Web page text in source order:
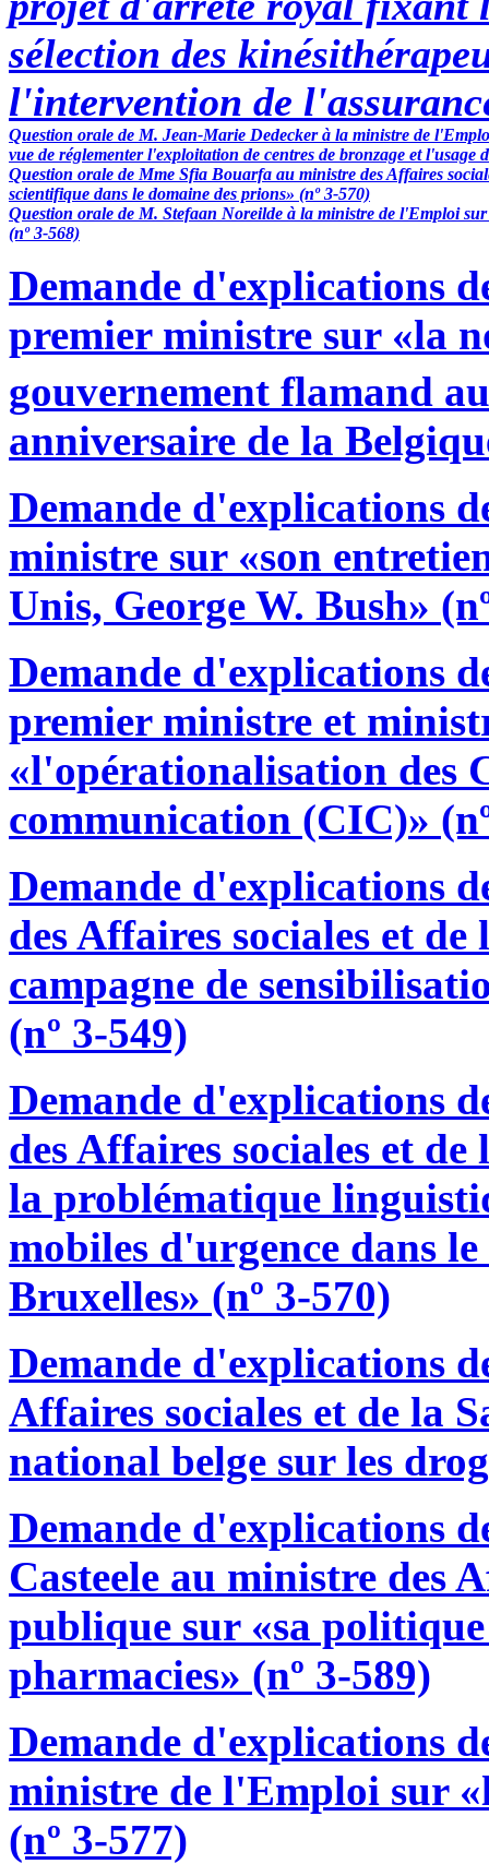
sélection des
l'intervention de
Question orale de M. Jean-Marie Dedecker à la ministre de
vue de réglementer l'exploitation de centres de bronzage et l'usage
Question orale de Mme Sfia Bouarfa au ministre des Affaires
scientifique dans le domaine des prions» (nº 3-570)
Question orale de M. Stefaan Noreilde à la ministre de l'Emploi
(nº 3-568)
Demande d'explications
premier ministre sur «la
gouvernement flamand
anniversaire de la
Demande d'explications
ministre sur «son
Unis, George W. Bush»
Demande d'explications
premier ministre et
«l'opérationalisation des
communication (CIC)»
Demande d'explications
des Affaires sociales et
campagne de
(nº 3-549)
Demande d'explications
des Affaires sociales et
la problématique
mobiles d'urgence dans
Bruxelles» (nº 3-570)
Demande d'explications
Affaires sociales et de la
national belge sur les
Demande d'explications
Casteele au ministre des
publique sur «sa
pharmacies» (nº 3-589)
Demande d'explications
ministre de l'Emploi sur
(nº 3-577)